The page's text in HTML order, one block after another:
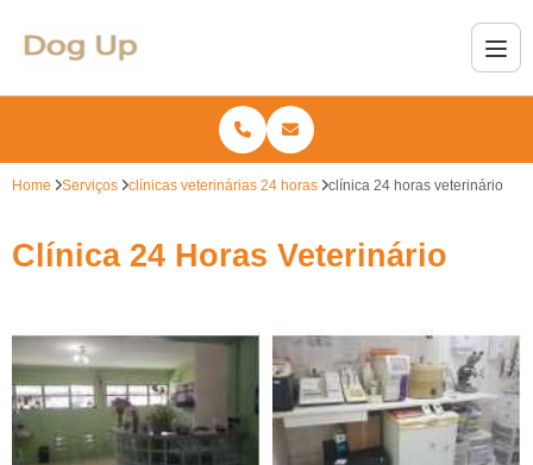
Home Serviços clínicas veterinárias 24 horas clínica 24 horas veterinário
Clínica 24 Horas Veterinário